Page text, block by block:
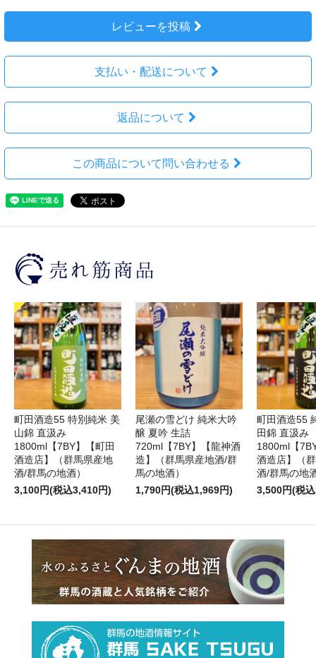
レビューを投稿
支払い・配送について
返品について
この商品について問い合わせる
町田酒造55 特別純米 美
山錦 直汲み
1800ml【7BY】【町田
酒造店】（群馬県産地
酒/群馬の地酒）
3,100円(税込3,410円)
尾瀬の雪どけ 純米大吟
醸 夏吟 生詰
720ml【7BY】【龍神酒
造】（群馬県産地酒/群
馬の地酒）
1,790円(税込1,969円)
町田酒造55
田錦 直汲み
1800ml【
酒造店】（
酒/群馬の地
3,500円(税